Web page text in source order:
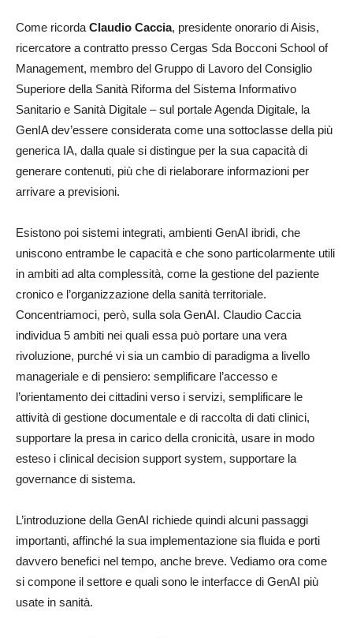
Come ricorda Claudio Caccia, presidente onorario di Aisis,
ricercatore a contratto presso Cergas Sda Bocconi School of
Management, membro del Gruppo di Lavoro del Consiglio
Superiore della Sanità Riforma del Sistema Informativo
Sanitario e Sanità Digitale – sul portale Agenda Digitale, la
GenIA dev’essere considerata come una sottoclasse della più
generica IA, dalla quale si distingue per la sua capacità di
generare contenuti, più che di rielaborare informazioni per
arrivare a previsioni.
Esistono poi sistemi integrati, ambienti GenAI ibridi, che
uniscono entrambe le capacità e che sono particolarmente utili
in ambiti ad alta complessità, come la gestione del paziente
cronico e l’organizzazione della sanità territoriale.
Concentriamoci, però, sulla sola GenAI. Claudio Caccia
individua 5 ambiti nei quali essa può portare una vera
rivoluzione, purché vi sia un cambio di paradigma a livello
manageriale e di pensiero: semplificare l’accesso e
l’orientamento dei cittadini verso i servizi, semplificare le
attività di gestione documentale e di raccolta di dati clinici,
supportare la presa in carico della cronicità, usare in modo
esteso i clinical decision support system, supportare la
governance di sistema.
L’introduzione della GenAI richiede quindi alcuni passaggi
importanti, affinché la sua implementazione sia fluida e porti
davvero benefici nel tempo, anche breve. Vediamo ora come
si compone il settore e quali sono le interfacce di GenAI più
usate in sanità.